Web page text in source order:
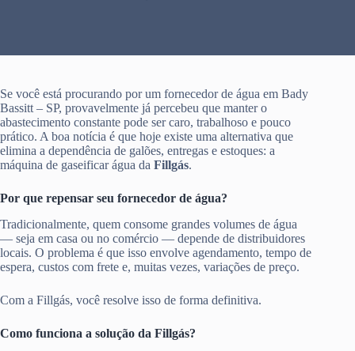
Se você está procurando por um fornecedor de água em Bady
Bassitt – SP, provavelmente já percebeu que manter o
abastecimento constante pode ser caro, trabalhoso e pouco
prático. A boa notícia é que hoje existe uma alternativa que
elimina a dependência de galões, entregas e estoques: a
máquina de gaseificar água da Fillgás.
Por que repensar seu fornecedor de água?
Tradicionalmente, quem consome grandes volumes de água
— seja em casa ou no comércio — depende de distribuidores
locais. O problema é que isso envolve agendamento, tempo de
espera, custos com frete e, muitas vezes, variações de preço.
Com a Fillgás, você resolve isso de forma definitiva.
Como funciona a solução da Fillgás?